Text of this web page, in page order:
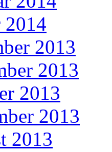
2014
2013
2013
2013
2013
2013